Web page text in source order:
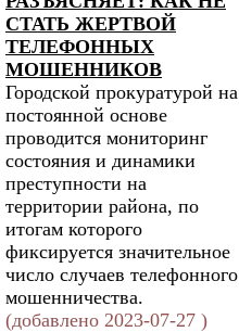
СТАТЬ ЖЕРТВОЙ
ТЕЛЕФОННЫХ
МОШЕННИКОВ
Городской прокуратурой на
постоянной основе
проводится мониторинг
состояния и динамики
преступности на
территории района, по
итогам которого
фиксируется значительное
число случаев телефонного
мошенничества.
(добавлено 2023-07-27 )